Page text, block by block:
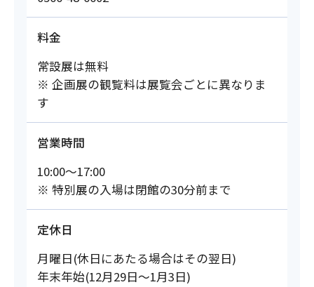
料金
常設展は無料
※ 企画展の観覧料は展覧会ごとに異なりま
す
営業時間
10:00～17:00
※ 特別展の入場は閉館の30分前まで
定休日
月曜日(休日にあたる場合はその翌日)
年末年始(12月29日～1月3日)